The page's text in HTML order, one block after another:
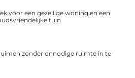
voor een gezellige woning en een
tuin
zonder onnodige ruimte in te